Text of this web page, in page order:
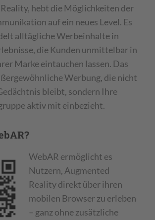
hebt die Möglichkeiten der
auf ein neues Level. Es
alltägliche Werbeinhalte in
die Kunden unmittelbar in
Marke eintauchen lassen. Das
Werbung, die nicht
bleibt, sondern Ihre
aktiv mit einbezieht.
WebAR ermöglicht es
Nutzern, Augmented
Reality direkt über ihren
mobilen Browser zu erleben
– ganz ohne zusätzliche